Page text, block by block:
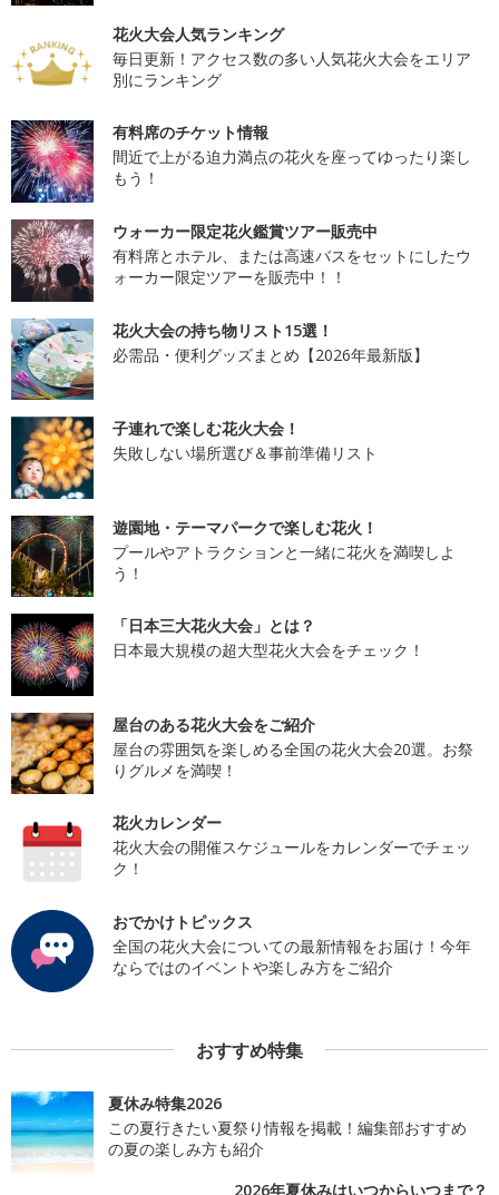
花火大会人気ランキング
毎日更新！アクセス数の多い人気花火大会をエリア
別にランキング
有料席のチケット情報
間近で上がる迫力満点の花火を座ってゆったり楽し
もう！
ウォーカー限定花火鑑賞ツアー販売中
有料席とホテル、または高速バスをセットにしたウ
ォーカー限定ツアーを販売中！！
花火大会の持ち物リスト15選！
必需品・便利グッズまとめ【2026年最新版】
子連れで楽しむ花火大会！
失敗しない場所選び＆事前準備リスト
遊園地・テーマパークで楽しむ花火！
プールやアトラクションと一緒に花火を満喫しよ
う！
「日本三大花火大会」とは？
日本最大規模の超大型花火大会をチェック！
屋台のある花火大会をご紹介
屋台の雰囲気を楽しめる全国の花火大会20選。お祭
りグルメを満喫！
花火カレンダー
花火大会の開催スケジュールをカレンダーでチェッ
ク！
おでかけトピックス
全国の花火大会についての最新情報をお届け！今年
ならではのイベントや楽しみ方をご紹介
おすすめ特集
夏休み特集2026
この夏行きたい夏祭り情報を掲載！編集部おすすめ
の夏の楽しみ方も紹介
2026年夏休みはいつからいつまで？